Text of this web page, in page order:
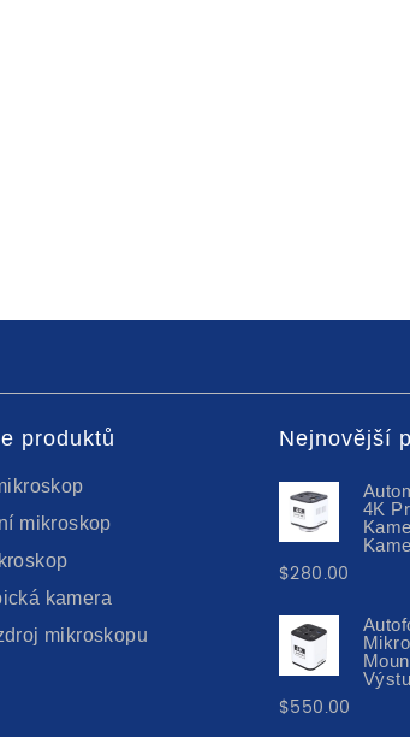
produktů
mikroskop
kamera
mikroskopu
Nejnovější
4K
$280.00
$550.00